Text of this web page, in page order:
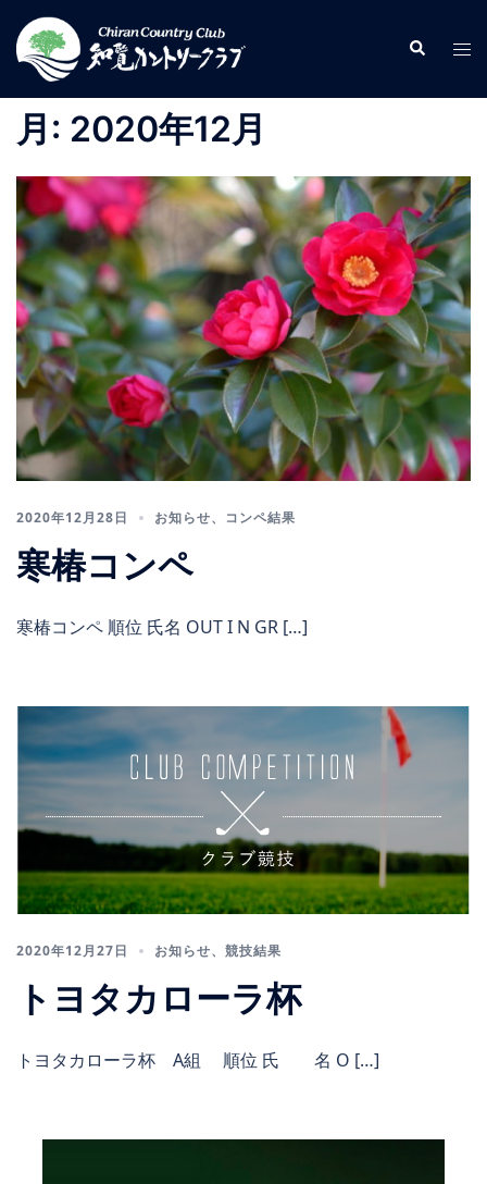
ン
検
索
ト
ル
ュ
ー
月: 2020年12月
2020年12月28日 お知らせ、 コンペ結果
寒椿コンペ
寒椿コンペ 順位 氏名 OUT I N GR […]
2020年12月27日 お知らせ、 競技結果
トヨタカローラ杯
トヨタカローラ杯 A組 順位 氏 名 O […]